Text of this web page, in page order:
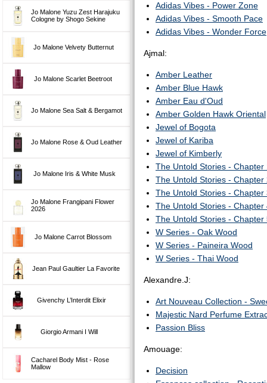
Jo Malone Yuzu Zest Harajuku
Cologne by Shogo Sekine
Jo Malone Velvety Butternut
Jo Malone Scarlet Beetroot
Jo Malone Sea Salt & Bergamot
Jo Malone Rose & Oud Leather
Jo Malone Iris & White Musk
Jo Malone Frangipani Flower
2026
Jo Malone Carrot Blossom
Jean Paul Gaultier La Favorite
Givenchy L’Interdit Elixir
Giorgio Armani I Will
Cacharel Body Mist - Rose
Mallow
Adidas Vibes - Power Zone
Adidas Vibes - Smooth Pace
Adidas Vibes - Wonder Force
Ajmal:
Amber Leather
Amber Blue Hawk
Amber Eau d'Oud
Amber Golden Hawk Oriental
Jewel of Bogota
Jewel of Kariba
Jewel of Kimberly
The Untold Stories - Chapter
The Untold Stories - Chapter
The Untold Stories - Chapter
The Untold Stories - Chapter
The Untold Stories - Chapter
W Series - Oak Wood
W Series - Paineira Wood
W Series - Thai Wood
Alexandre.J:
Art Nouveau Collection -
Majestic Nard Perfume
Passion Bliss
Amouage:
Decision